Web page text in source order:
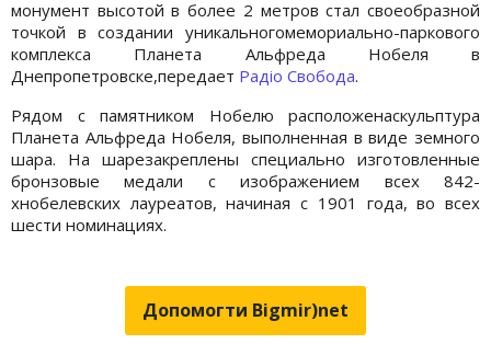
монумент высотой в более 2 метров стал своеобразной
точкой в ​​создании уникальногомемориально-паркового
комплекса Планета Альфреда Нобеля в
Днепропетровске,передает Радіо Свобода.
Рядом с памятником Нобелю расположенаскульптура
Планета Альфреда Нобеля, выполненная в виде земного
шара. На шарезакреплены специально изготовленные
бронзовые медали с изображением всех 842-
хнобелевских лауреатов, начиная с 1901 года, во всех
шести номинациях.
Допомогти Bigmir)net